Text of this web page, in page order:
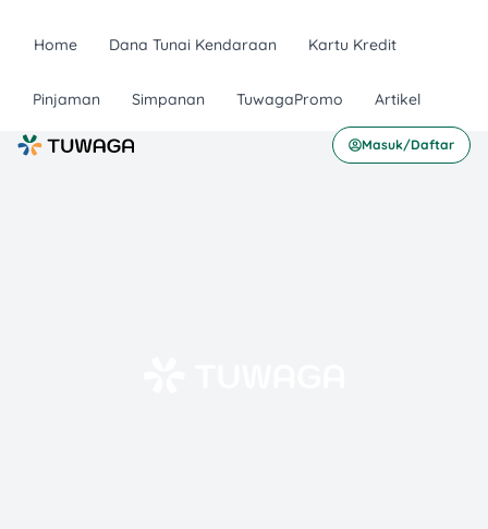
Home Dana Tunai Kendaraan Kartu Kredit
Pinjaman Simpanan TuwagaPromo Artikel
Masuk/Daftar